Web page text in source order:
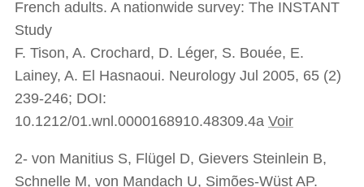
French adults. A nationwide survey: The INSTANT
Study
F. Tison, A. Crochard, D. Léger, S. Bouée, E.
Lainey, A. El Hasnaoui. Neurology Jul 2005, 65 (2)
239-246; DOI:
10.1212/01.wnl.0000168910.48309.4a Voir
2- von Manitius S, Flügel D, Gievers Steinlein B,
Schnelle M, von Mandach U, Simões-Wüst AP.